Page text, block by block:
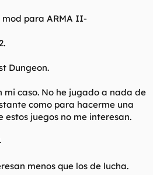
mod para ARMA II-
Dungeon.
mi caso. No he jugado a nada de
como para hacerme una
estos juegos no me interesan.
menos que los de lucha.